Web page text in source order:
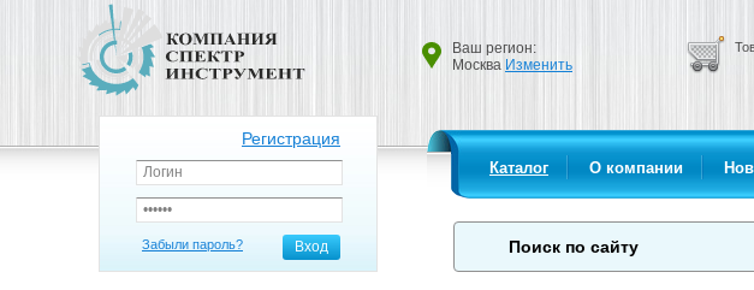
Ваш регион:
Москва Изменить
Регистрация
Забыли пароль? Вход
Каталог О компании